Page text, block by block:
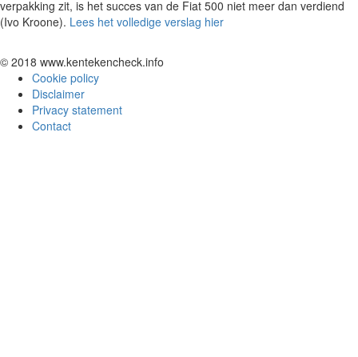
verpakking zit, is het succes van de Fiat 500 niet meer dan verdiend
(Ivo Kroone). Lees het volledige verslag hier
© 2018 www.kentekencheck.info
Cookie policy
Disclaimer
Privacy statement
Contact